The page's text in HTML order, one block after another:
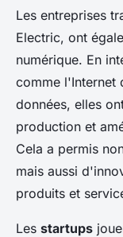
Les entreprises
Electric, ont
numérique. En
comme l'Internet
données, elles
production et
Cela a permis
mais aussi
produits et
Les startups